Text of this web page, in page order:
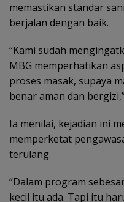
memastikan standar
berjalan dengan baik.
“Kami sudah
MBG memperhatikan
proses masak, supaya
benar aman dan
Ia menilai, kejadian ini
memperketat
terulang.
“Dalam program
kecil itu ada. Tapi itu